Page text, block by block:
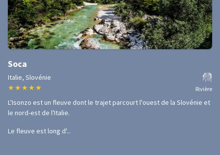
Soca
Italie, Slovénie
★ ★ ★ ★ ★ Rivière
L'Isonzo est un fleuve dont le trajet parcourt l'ouest de la Slovénie et
le nord-est de l'Italie.
Le fleuve est long d'...